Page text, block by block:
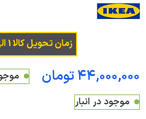
زمان تحویل کالا 1 الی 7 روز کاری می باشد
تومان
موجود در انبار